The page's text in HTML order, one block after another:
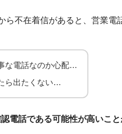
ら不在着信があると、営業
な電話なのか心配…
ら出たくない…
電話である可能性が高いこと